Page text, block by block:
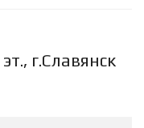
г.Славянск